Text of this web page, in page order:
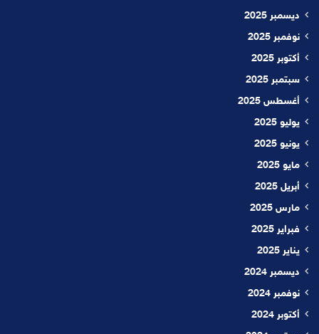
ديسمبر 2025
نوفمبر 2025
أكتوبر 2025
سبتمبر 2025
أغسطس 2025
يوليو 2025
يونيو 2025
مايو 2025
أبريل 2025
مارس 2025
فبراير 2025
يناير 2025
ديسمبر 2024
نوفمبر 2024
أكتوبر 2024